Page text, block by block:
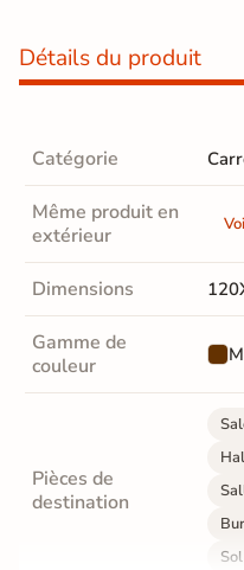
Détails du produit
Catégorie
Même produit en
extérieur
Dimensions
Gamme de
couleur
Pièces de
destination